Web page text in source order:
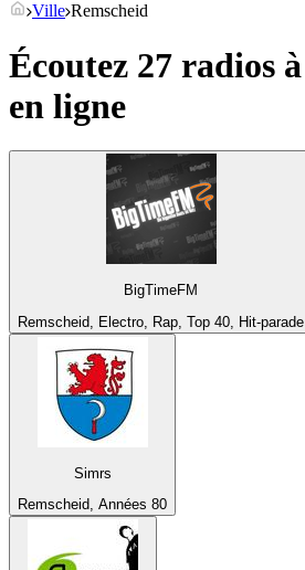
Ville Remscheid
Écoutez 27 radios à
en ligne
BigTimeFM
Remscheid, Electro, Rap, Top 40, Hit-parade
Simrs
Remscheid, Années 80